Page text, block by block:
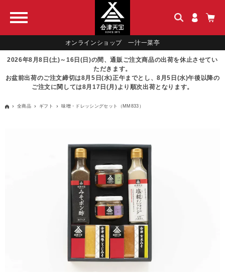
オンラインショップ 一汁一菜亭
2026年8月8日(土)～16日(日)の間、通販ご注文商品の出荷を休止させてい
ただきます。
お盆前出荷のご注文締切は8月5日(水)正午までとし、8月5日(水)午後以降の
ご注文に関しては8月17日(月)より順次出荷となります。
全商品 ギフト 味噌・ドレッシングセット（MM833）